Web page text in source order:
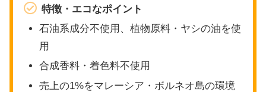
特徴・エコなポイント
石油系成分不使用、植物原料・ヤシの油を使
用
合成香料・着色料不使用
売上の1%をマレーシア・ボルネオ島の環境